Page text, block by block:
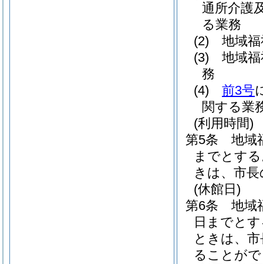
通所介護
る業務
(2)
地域
(3)
地域
務
(4)
前3号
関する業
(利用時間)
第5条
地域
までとす
きは、市
(休館日)
第6条
地域
日までと
ときは、
ることが